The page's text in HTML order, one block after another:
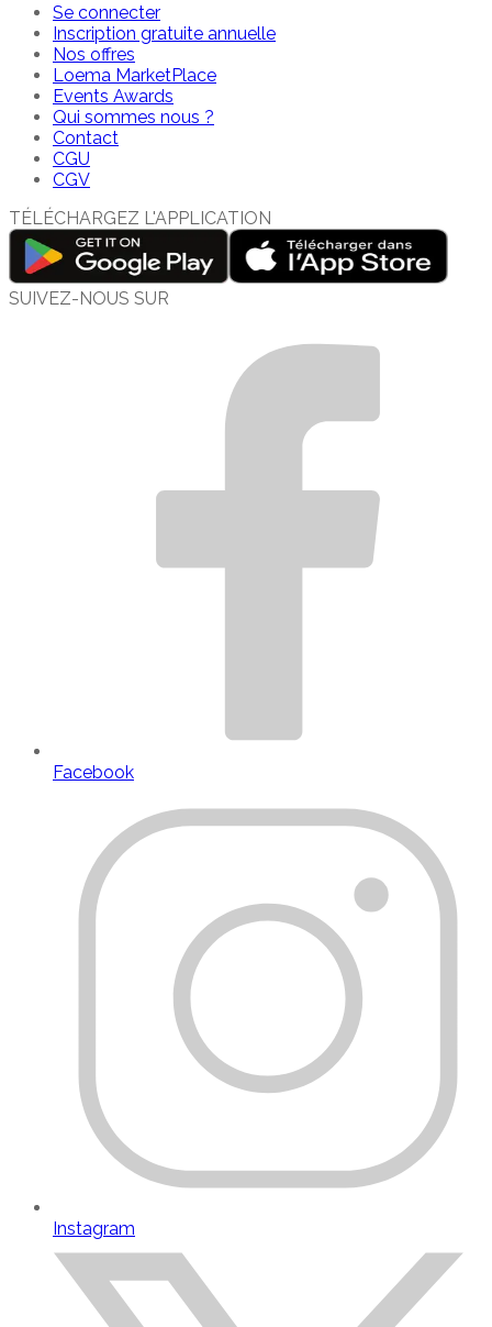
Se connecter
Inscription gratuite annuelle
Nos offres
Loema MarketPlace
Events Awards
Qui sommes nous ?
Contact
CGU
CGV
TÉLÉCHARGEZ L'APPLICATION
SUIVEZ-NOUS SUR
Facebook
Instagram